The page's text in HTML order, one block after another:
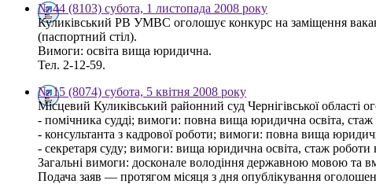
№ 44 (8103) субота, 1 листопада 2008 року
Куликівський РВ УМВС оголошує конкурс на заміщення
(паспортний стіл).
Вимоги: освіта вища юридична.
Тел. 2-12-59.
№ 15 (8074) субота, 5 квітня 2008 року
Місцевий Куликівський районний суд Чернігівської області
- помічника судді; вимоги: повна вища юридична освіта,
- консультанта з кадрової роботи; вимоги: повна вища
- секретаря суду; вимоги: вища юридична освіта, стаж роботи
Загальні вимоги: досконале володіння державною мовою та
Подача заяв — протягом місяця з дня опублікування